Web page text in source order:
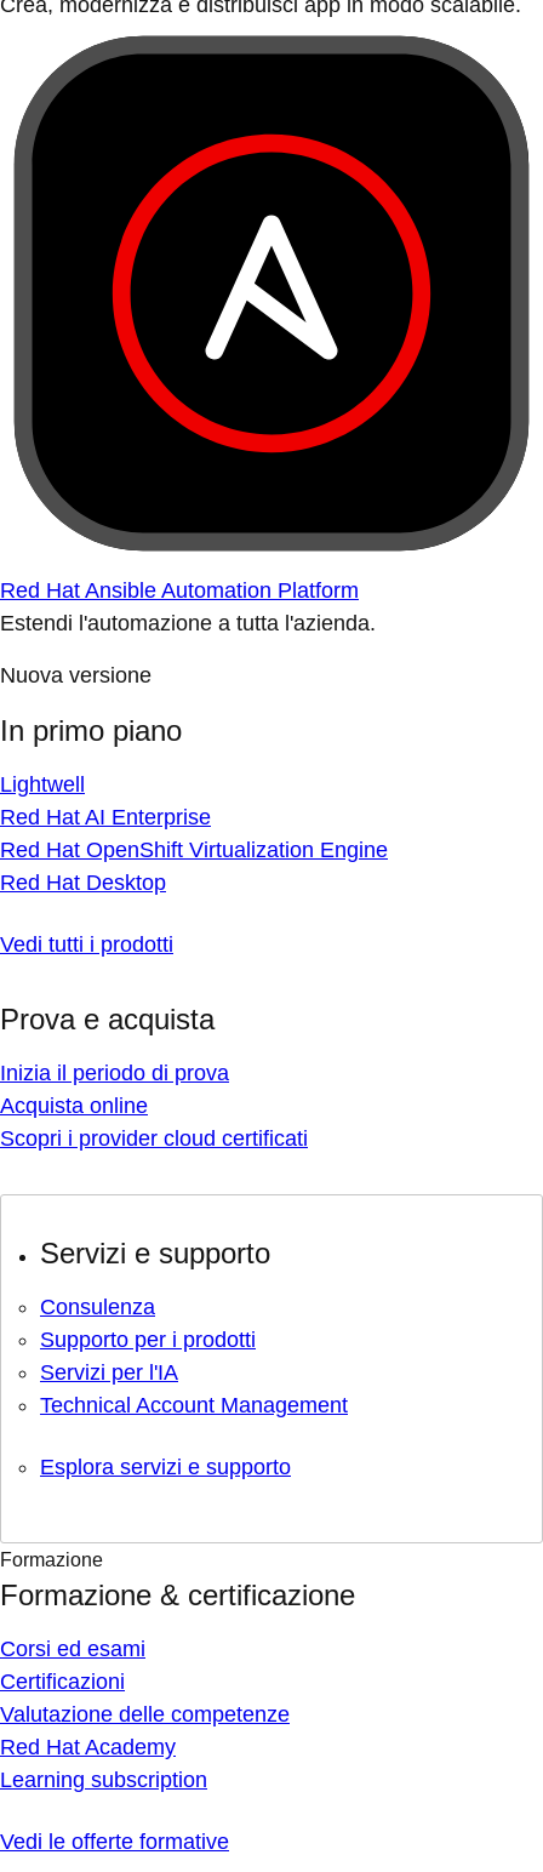
Crea, modernizza e distribuisci app in modo scalabile.
Red Hat Ansible Automation Platform
Estendi l'automazione a tutta l'azienda.
Nuova versione
In primo piano
Lightwell
Red Hat AI Enterprise
Red Hat OpenShift Virtualization Engine
Red Hat Desktop
Vedi tutti i prodotti
Prova e acquista
Inizia il periodo di prova
Acquista online
Scopri i provider cloud certificati
Servizi e supporto
Consulenza
Supporto per i prodotti
Servizi per l'IA
Technical Account Management
Esplora servizi e supporto
Formazione
Formazione & certificazione
Corsi ed esami
Certificazioni
Valutazione delle competenze
Red Hat Academy
Learning subscription
Vedi le offerte formative